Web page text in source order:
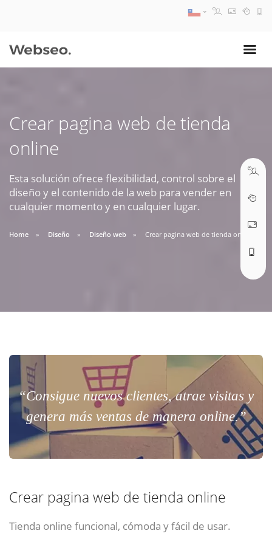
Crear pagina web de tienda
online
Esta solución ofrece flexibilidad, control sobre el
diseño y el contenido de la web para vender en
cualquier momento y en cualquier lugar.
Home Diseño Diseño web Crear pagina web de tienda online
“Consigue nuevos clientes, atrae visitas y
genera más ventas de manera online.”
Crear pagina web de tienda online
Tienda online funcional, cómoda y fácil de usar.
09:30 AM A 18:30 PM
ABRIR TICKET